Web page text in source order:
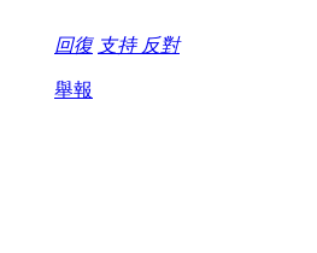
回復 支持 反對
舉報